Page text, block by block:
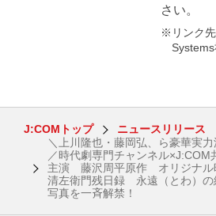
さい。
※リンク
Systems
J:COMトップ
ニュースリリース
＼上川隆也・藤岡弘、ら豪華実力
／時代劇専門チャンネル
主演 藤沢周平原作 オリジナル
清左衛門残日録 永遠（とわ）の
写真を一斉解禁！